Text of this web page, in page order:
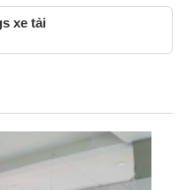
xe tải